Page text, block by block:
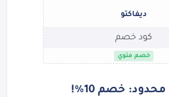
ديفاكتو
كود خصم
خصم مئوي
خصم 10%!